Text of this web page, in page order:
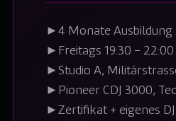
► 4 Monate Ausbildung
► Freitags 19:30 –
► Studio A,
► Pioneer CDJ 3000,
► Zertifikat + eigenes